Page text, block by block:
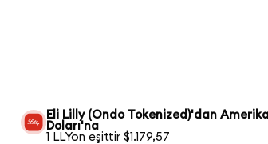
Eli Lilly (Ondo Tokenized)'dan
Doları'na
1 LLYon eşittir $1.179,57